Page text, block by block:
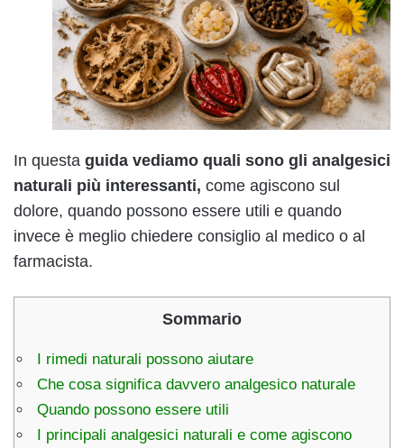
In questa guida vediamo quali sono gli analgesici
naturali più interessanti, come agiscono sul
dolore, quando possono essere utili e quando
invece è meglio chiedere consiglio al medico o al
farmacista.
Sommario
I rimedi naturali possono aiutare
Che cosa significa davvero analgesico naturale
Quando possono essere utili
I principali analgesici naturali e come agiscono